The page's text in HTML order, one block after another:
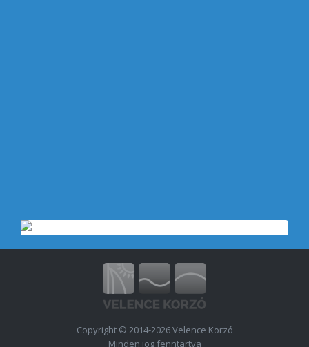
Copyright © 2014-2026 Velence Korzó
Minden jog fenntartva